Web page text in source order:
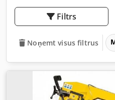
Filtrs
Noņemt visus filtrus